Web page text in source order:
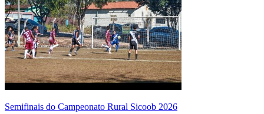
Semifinais do Campeonato Rural Sicoob 2026